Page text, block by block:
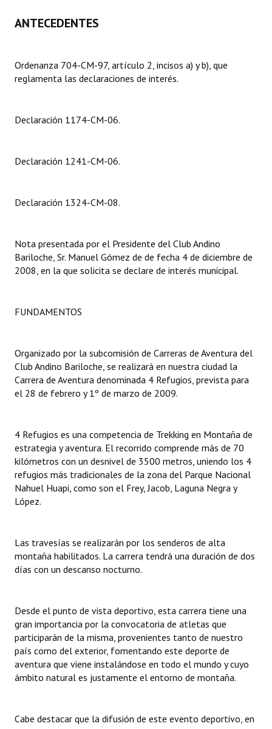
Carta Orgánica 2007
Digesto
Informes de Gestión
Dictámenes Asesoría Letrada
Informes de Unidad Coordinadora
Actas de Audiencias Públicas
Comunicaciones
Declaraciones
Resoluciones de Presidencia
INSTITUCIONAL
Antiguos Pobladores
Registros y Distinciones
Datos Históricos
Audiencias Públicas - Registro
Mujeres que Dejaron Huellas - Registro
Periodistas Decanos - Registro
Banca del Vecino - Registro
ANTECEDENTES
Ordenanza 704-CM-97, artículo 2, incisos a) y b), que
reglamenta las declaraciones de interés.
Declaración 1174-CM-06.
Declaración 1241-CM-06.
Declaración 1324-CM-08.
Nota presentada por el Presidente del Club Andino
Bariloche, Sr. Manuel Gómez de de fecha 4 de diciembre de
2008, en la que solicita se declare de interés municipal.
FUNDAMENTOS
Organizado por la subcomisión de Carreras de Aventura del
Club Andino Bariloche, se realizará en nuestra ciudad la
Carrera de Aventura denominada 4 Refugios, prevista para
el 28 de febrero y 1º de marzo de 2009.
4 Refugios es una competencia de Trekking en Montaña de
estrategia y aventura. El recorrido comprende más de 70
kilómetros con un desnivel de 3500 metros, uniendo los 4
refugios más tradicionales de la zona del Parque Nacional
Nahuel Huapi, como son el Frey, Jacob, Laguna Negra y
López.
Las travesías se realizarán por los senderos de alta
montaña habilitados. La carrera tendrá una duración de dos
días con un descanso nocturno.
Desde el punto de vista deportivo, esta carrera tiene una
gran importancia por la convocatoria de atletas que
participarán de la misma, provenientes tanto de nuestro
país como del exterior, fomentando este deporte de
aventura que viene instalándose en todo el mundo y cuyo
ámbito natural es justamente el entorno de montaña.
Cabe destacar que la difusión de este evento deportivo, en